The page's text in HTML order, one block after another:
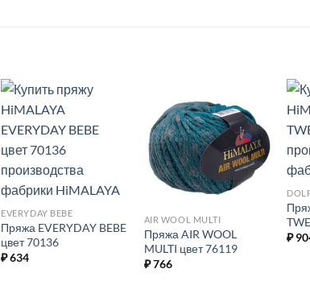
избранное.
EVERYDAY BEBE
Пряжа EVERYDAY BEBE
цвет 70136
₽634
Добавить в
избранное.
AIR WOOL MULTI
Пряжа AIR WOOL
MULTI цвет 76119
₽766
₽